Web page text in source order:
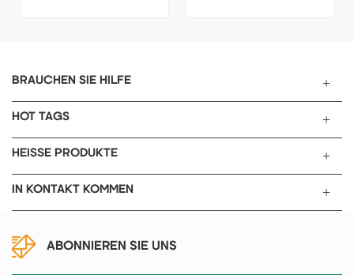
verwendet wird. Sie eignet
Wickelprozess für zylindrische
BRAUCHEN SIE HILFE
HOT TAGS
HEISSE PRODUKTE
IN KONTAKT KOMMEN
ABONNIEREN SIE UNS